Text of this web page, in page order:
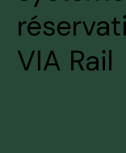
VIA Rail